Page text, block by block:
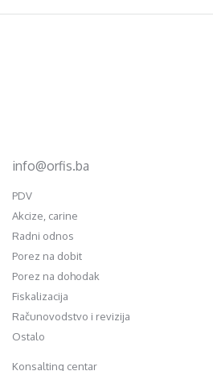
info@orfis.ba
PDV
Akcize, carine
Radni odnos
Porez na dobit
Porez na dohodak
Fiskalizacija
Računovodstvo i revizija
Ostalo
Konsalting centar